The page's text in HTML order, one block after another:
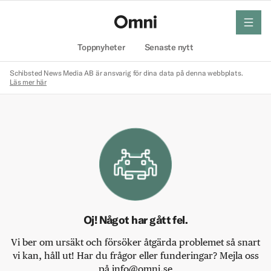
Toppnyheter Senaste nytt
meny
Schibsted News Media AB är ansvarig för dina data på denna webbplats.
Läs mer här
Oj! Något har gått fel.
Vi ber om ursäkt och försöker åtgärda problemet så snart
vi kan, håll ut! Har du frågor eller funderingar? Mejla oss